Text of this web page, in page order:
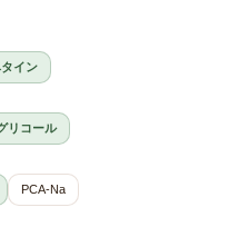
イン
リコール
PCA-Na